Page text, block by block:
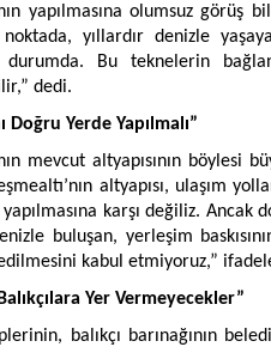
yapılmasına olumsuz görüş
yıllardır denizle
durumda. Bu teknelerin
dedi.
Doğru Yerde Yapılmalı”
mevcut altyapısının böylesi
altyapısı, ulaşım
karşı değiliz. Ancak
buluşan, yerleşim
kabul etmiyoruz,”
Yer Vermeyecekler”
balıkçı barınağının